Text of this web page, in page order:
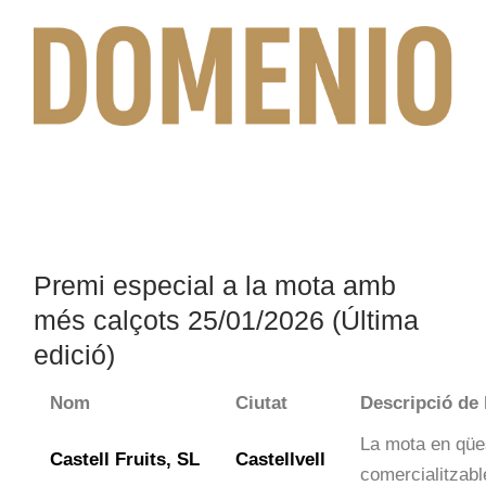
Premi especial a la mota amb
més calçots 25/01/2026 (Última
edició)
Nom Ciutat Descripció de
Castell Fruits, SL Castellvell
La mota en